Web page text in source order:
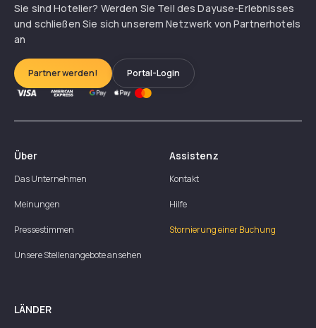
Sie sind Hotelier? Werden Sie Teil des Dayuse-Erlebnisses
und schließen Sie sich unserem Netzwerk von Partnerhotels
an
Partner werden! Portal-Login
Über
Das Unternehmen
Meinungen
Pressestimmen
Unsere Stellenangebote ansehen
Assistenz
Kontakt
Hilfe
Stornierung einer Buchung
LÄNDER